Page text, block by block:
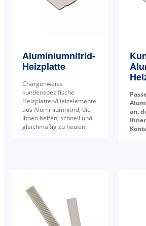
Aluminiumnitrid-
Heizplatte
Chargenweise
kundenspezifische
Heizplatten/Heizelemente
aus Aluminiumnitrid, die
Ihnen helfen, schnell und
gleichmäßig zu heizen.
an,